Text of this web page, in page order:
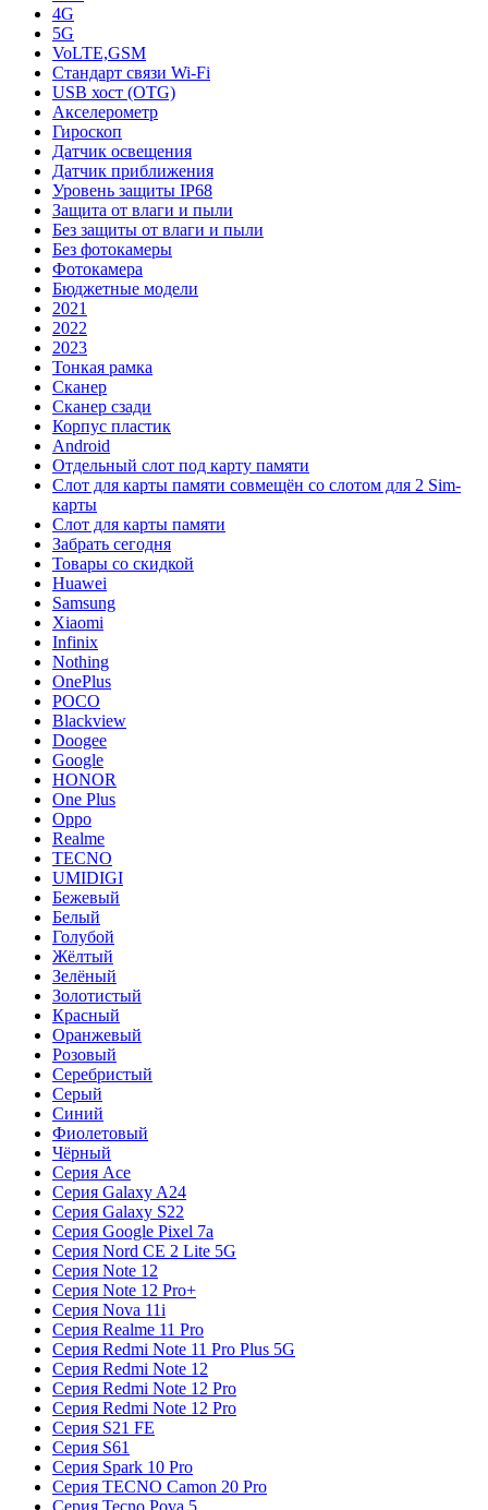
4G
5G
VoLTE,GSM
Стандарт связи Wi-Fi
USB хост (OTG)
Акселерометр
Гироскоп
Датчик освещения
Датчик приближения
Уровень защиты IP68
Защита от влаги и пыли
Без защиты от влаги и пыли
Без фотокамеры
Фотокамера
Бюджетные модели
2021
2022
2023
Тонкая рамка
Сканер
Сканер сзади
Корпус пластик
Android
Отдельный слот под карту памяти
Слот для карты памяти совмещён со слотом для 2 Sim-
карты
Слот для карты памяти
Забрать сегодня
Товары со скидкой
Huawei
Samsung
Xiaomi
Infinix
Nothing
OnePlus
POCO
Blackview
Doogee
Google
HONOR
One Plus
Oppo
Realme
TECNO
UMIDIGI
Бежевый
Белый
Голубой
Жёлтый
Зелёный
Золотистый
Красный
Оранжевый
Розовый
Серебристый
Серый
Синий
Фиолетовый
Чёрный
Серия Ace
Серия Galaxy A24
Серия Galaxy S22
Серия Google Pixel 7a
Серия Nord CE 2 Lite 5G
Серия Note 12
Серия Note 12 Pro+
Серия Nova 11i
Серия Realme 11 Pro
Серия Redmi Note 11 Pro Plus 5G
Серия Redmi Note 12
Серия Redmi Note 12 Pro
Серия Redmi Note 12 Pro
Серия S21 FE
Серия S61
Серия Spark 10 Pro
Серия TECNO Camon 20 Pro
Серия Tecno Pova 5